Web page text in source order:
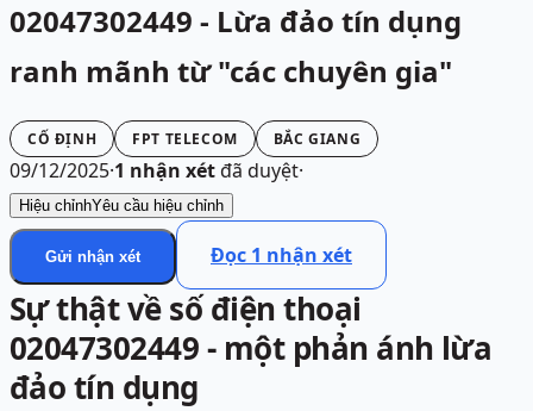
02047302449 - Lừa đảo tín dụng
ranh mãnh từ "các chuyên gia"
CỐ ĐỊNH FPT TELECOM BẮC GIANG
09/12/2025·1 nhận xétđã duyệt·
Hiệu chỉnhYêu cầu hiệu chỉnh
Gửi nhận xét Đọc 1 nhận xét
Sự thật về số điện thoại
02047302449 - một phản ánh lừa
đảo tín dụng